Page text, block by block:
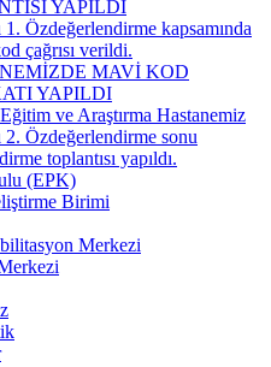
YAPILDI
1. Özdeğerlendirme kapsamında
çağrısı verildi.
MAVİ KOD
YAPILDI
ve Araştırma Hastanemiz
2. Özdeğerlendirme sonu
toplantısı yapıldı.
(EPK)
Birimi
Merkezi